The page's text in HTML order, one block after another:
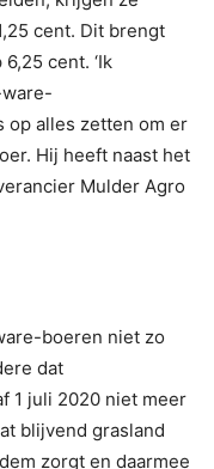
cent. Dit brengt
cent. ‘Ik
op alles zetten om er
Hij heeft naast het
Mulder Agro
boeren niet zo
dat
1 juli 2020 niet meer
blijvend grasland
zorgt en daarmee